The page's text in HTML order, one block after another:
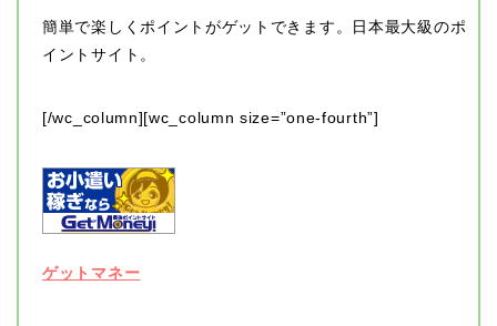
簡単で楽しくポイントがゲットできます。日本最大級のポ
イントサイト。
[/wc_column][wc_column size=”one-fourth”]
ゲットマネー